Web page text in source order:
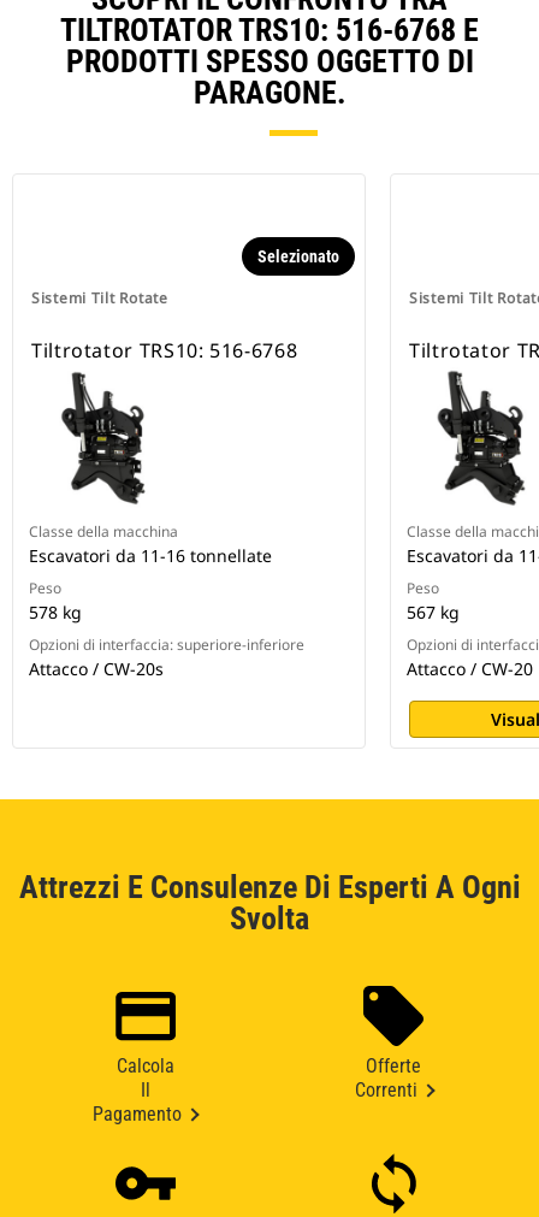
TILTROTATOR TRS10: 516-6768 E
PRODOTTI SPESSO OGGETTO DI
PARAGONE.
Sistemi Tilt Rotate
Selezionato
Tiltrotator TRS10: 516-6768
Classe della macchina
Escavatori da 11-16 tonnellate
Peso
578 kg
Opzioni di interfaccia: superiore-inferiore
Attacco / CW-20s
Sistemi Tilt
Tiltrotator
Classe della
Escavatori da
Peso
567 kg
Opzioni di
Attacco / CW-20
Attrezzi E Consulenze Di Esperti A Ogni
Svolta
Calcola
Pagamento
Offerte
Correnti